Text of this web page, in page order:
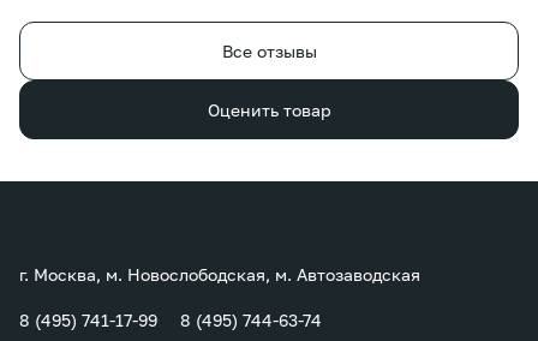
Все отзывы
Оценить товар
г. Москва, м. Новослободская, м. Автозаводская
8 (495) 741-17-99 8 (495) 744-63-74